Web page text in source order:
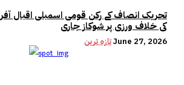
تحریک انصاف کے رکن قومی اسمبلی اقبال
کی خلاف ورزی پر شوکاز جاری
تازہ ترینJune 27, 2026